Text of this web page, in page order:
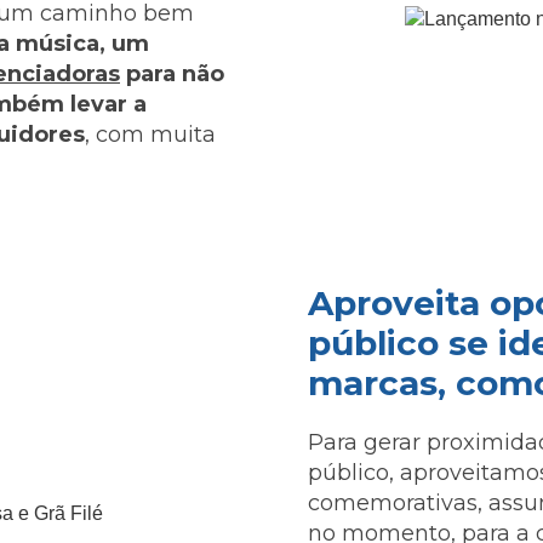
caminho bem
música, um
para não
levar a
, com muita
Aproveita
público se
marcas,
Para gerar
público,
comemorativas,
no momento, para a